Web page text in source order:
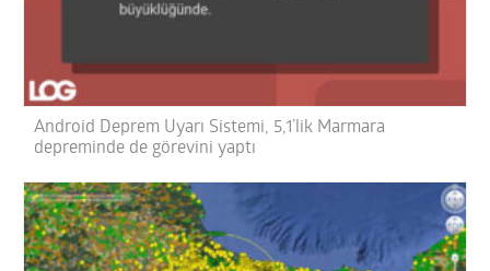
Android Deprem Uyarı Sistemi, 5,1’lik Marmara
depreminde de görevini yaptı